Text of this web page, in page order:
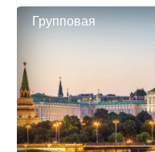
Групповая